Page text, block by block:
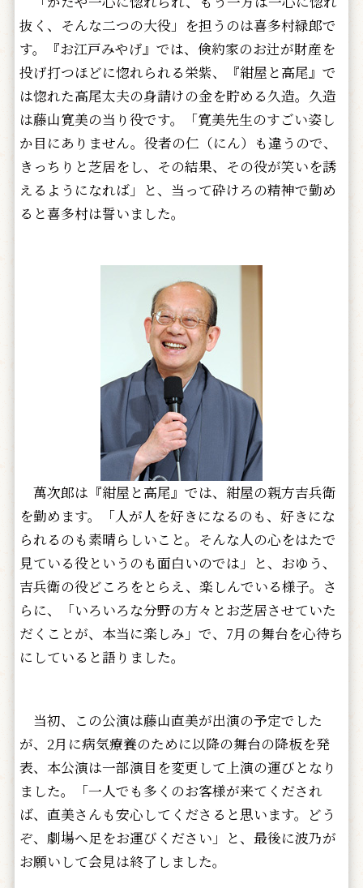
抜く、そんな二つの大役」を担うのは喜多村緑郎で
す。『お江戸みやげ』では、倹約家のお辻が財産を
投げ打つほどに惚れられる栄紫、『紺屋と高尾』で
は惚れた高尾太夫の身請けの金を貯める久造。久造
は藤山寛美の当り役です。「寛美先生のすごい姿し
か目にありません。役者の仁（にん）も違うので、
きっちりと芝居をし、その結果、その役が笑いを誘
えるようになれば」と、当って砕けろの精神で勤め
ると喜多村は誓いました。
萬次郎は『紺屋と高尾』では、紺屋の親方吉兵衛
を勤めます。「人が人を好きになるのも、好きにな
られるのも素晴らしいこと。そんな人の心をはたで
見ている役というのも面白いのでは」と、おゆう、
吉兵衛の役どころをとらえ、楽しんでいる様子。さ
らに、「いろいろな分野の方々とお芝居させていた
だくことが、本当に楽しみ」で、7月の舞台を心待ち
にしていると語りました。
当初、この公演は藤山直美が出演の予定でした
が、2月に病気療養のために以降の舞台の降板を発
表、本公演は一部演目を変更して上演の運びとなり
ました。「一人でも多くのお客様が来てくだされ
ば、直美さんも安心してくださると思います。どう
ぞ、劇場へ足をお運びください」と、最後に波乃が
お願いして会見は終了しました。